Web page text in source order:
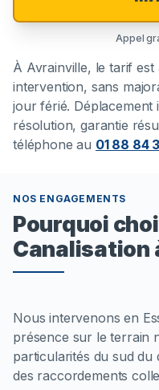
Appel
À Avrainville, le tarif est
intervention, sans
jour férié. Déplacement
résolution, garantie
téléphone au 01 88 84
NOS ENGAGEMENTS
Pourquoi
Canalisation
Nous intervenons en
présence sur le terrain
particularités du sud du
des raccordements